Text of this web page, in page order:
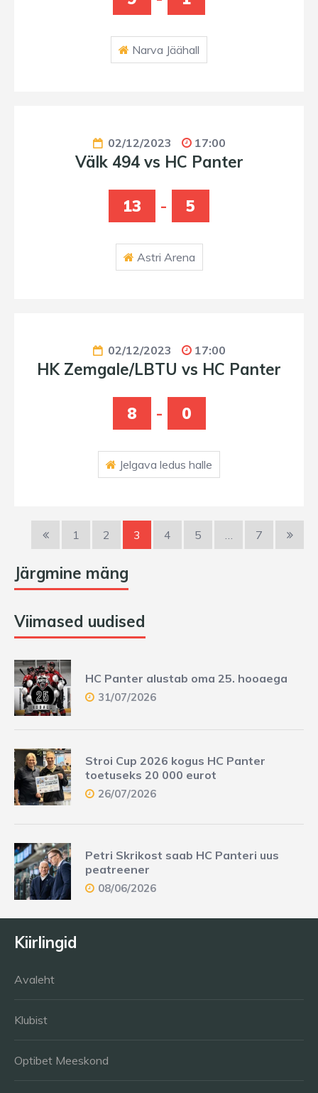
Narva Jäähall
02/12/2023 17:00
Välk 494 vs HC Panter
13 - 5
Astri Arena
02/12/2023 17:00
HK Zemgale/LBTU vs HC Panter
8 - 0
Jelgava ledus halle
1 2 3 4 5 … 7
Järgmine mäng
Viimased uudised
HC Panter alustab oma 25. hooaega
31/07/2026
Stroi Cup 2026 kogus HC Panter
toetuseks 20 000 eurot
26/07/2026
Petri Skrikost saab HC Panteri uus
peatreener
08/06/2026
Kiirlingid
Avaleht
Klubist
Optibet Meeskond